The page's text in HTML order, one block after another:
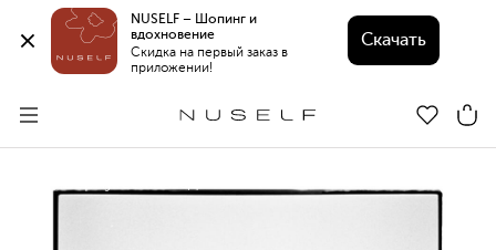
NUSELF – Шопинг и
вдохновение
Скидка на первый заказ в
приложении!
Скачать